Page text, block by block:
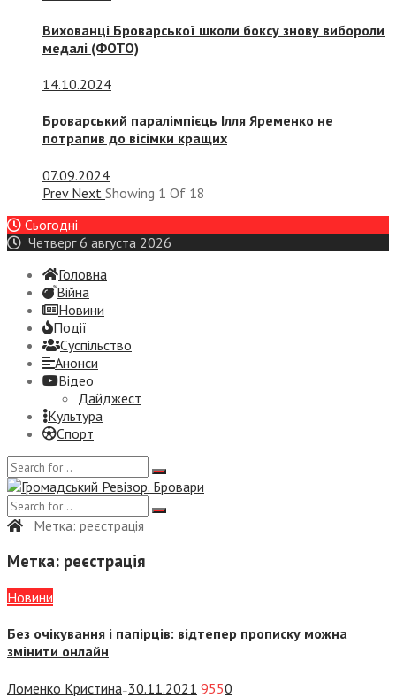
Вихованці Броварської школи боксу знову вибороли
медалі (ФОТО)
14.10.2024
Броварський паралімпієць Ілля Яременко не
потрапив до вісімки кращих
07.09.2024
Prev Next Showing 1 Of 18
Сьогодні
Четверг 6 августа 2026
Головна
Війна
Новини
Події
Суспiльство
Анонси
Відео
Дайджест
Культура
Спорт
Метка: реєстрація
Метка: реєстрація
Новини
Без очікування і папірців: відтепер прописку можна
змінити онлайн
Ломенко Кристина — 30.11.2021 9550